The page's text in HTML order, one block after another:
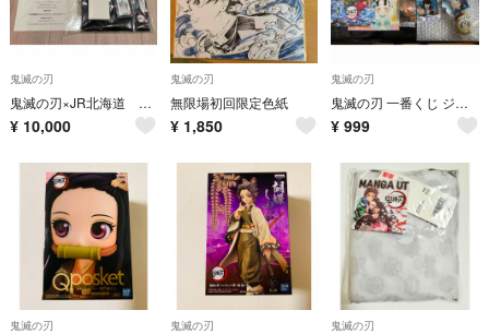
鬼滅の刃
鬼滅の刃×JR北海道 コラボTシャツ&パスケース
¥ 10,000
鬼滅の刃
無限場初回限定色紙
¥ 1,850
鬼滅の刃
鬼滅の刃 一番くじ ジョイフルコラボ アニメイト特典 まとめ売り★
¥ 999
鬼滅の刃 鬼滅の刃 鬼滅の刃